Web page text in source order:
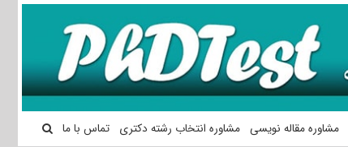
مشاوره مقاله نویسی مشاوره انتخاب رشته دکتری تماس با ما